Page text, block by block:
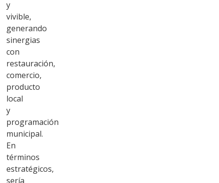
y
vivible,
generando
sinergias
con
restauración,
comercio,
producto
local
y
programación
municipal.
En
términos
estratégicos,
sería